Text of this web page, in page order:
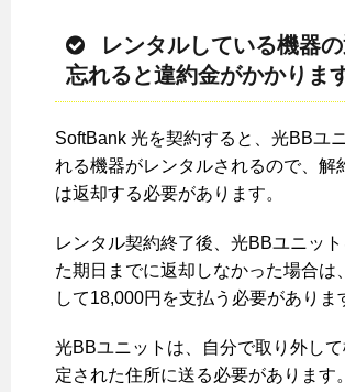
レンタルしている機器
忘れると違約金がかかりま
SoftBank 光を契約すると、光BBユ
れる機器がレンタルされるので、解
は返却する必要があります。
レンタル契約終了後、光BBユニッ
た期日までに返却しなかった場合は
して18,000円を支払う必要がありま
光BBユニットは、自分で取り外し
定された住所に送る必要があります。